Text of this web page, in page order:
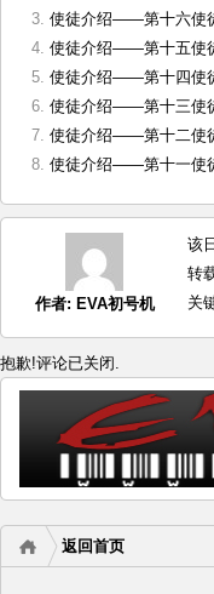
使徒介绍——第十六使
使徒介绍——第十五使
使徒介绍——第十四使
使徒介绍——第十三使
使徒介绍——第十二使
使徒介绍——第十一使
作者: EVA初号机
该
转
关
抱歉!评论已关闭.
返回首页